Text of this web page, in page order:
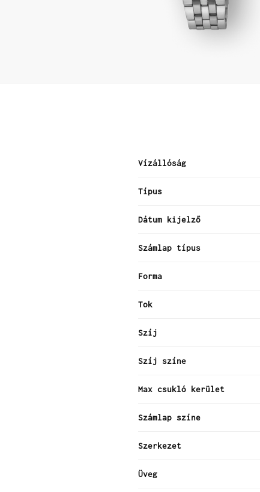
Vízállóság
Típus
Dátum kijelző
Számlap típus
Forma
Tok
Szíj
Szíj színe
Max csukló kerület
Számlap színe
Szerkezet
Üveg